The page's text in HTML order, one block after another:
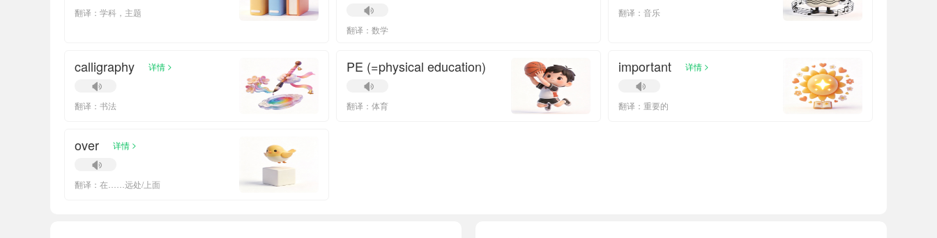
翻译：学科，主题
翻译：数学
翻译：音乐
calligraphy 详情 >
翻译：书法
PE (=physical education)
翻译：体育
important 详情 >
翻译：重要的
over 详情 >
翻译：在……远处/上面